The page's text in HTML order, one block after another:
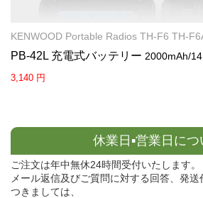
KENWOOD Portable Radios TH-F6 TH-
PB-42L 充電式バッテリー 2000mAh/
3,140 円
休業日▪営業日につ
ご注文は年中無休24時間受付いたします。
メール返信及びご質問に対する回答、発
つきましては、